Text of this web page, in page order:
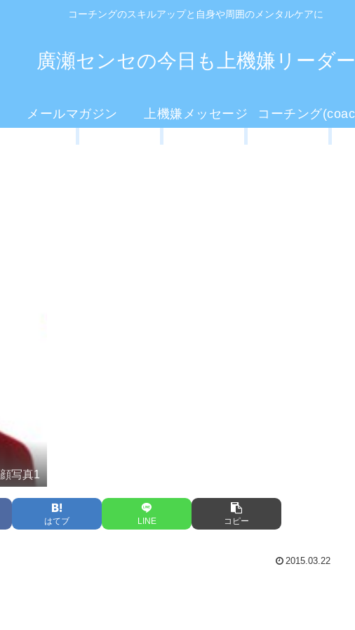
コーチングのスキルアップと自身や周囲のメンタルケアに
廣瀬センセの今日も上機嫌リーダー
メールマガジン 上機嫌メッセージ
顔写真1
はてブ LINE コピー
2015.03.22